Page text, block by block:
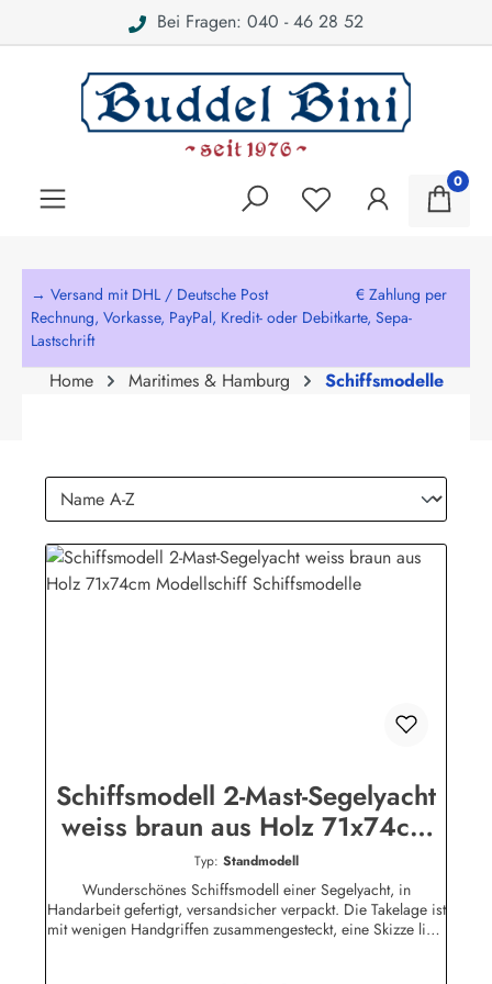
Bei Fragen: 040 - 46 28 52
0
→ Versand mit DHL / Deutsche Post € Zahlung per
Rechnung, Vorkasse, PayPal, Kredit- oder Debitkarte, Sepa-
Lastschrift
Home Maritimes & Hamburg Schiffsmodelle
Schiffsmodell 2-Mast-Segelyacht
weiss braun aus Holz 71x74cm
Modellschiff Schiffsmodelle
Typ: Standmodell
Wunderschönes Schiffsmodell einer Segelyacht, in
Handarbeit gefertigt, versandsicher verpackt. Die Takelage ist
mit wenigen Handgriffen zusammengesteckt, eine Skizze liegt